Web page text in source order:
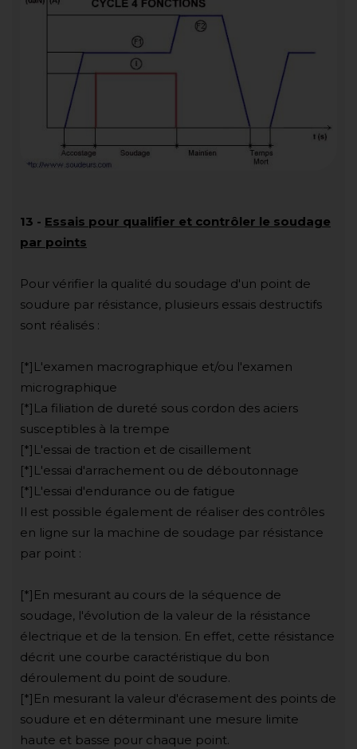
13 - Essais pour qualifier et contrôler le soudage
par points
Pour vérifier la qualité du soudage d'un point de
soudure par résistance, plusieurs essais destructifs
sont réalisés :
[*]L'examen macrographique et/ou l'examen
micrographique
[*]La filiation de dureté sous cordon des aciers
susceptibles à la trempe
[*]L'essai de traction et de cisaillement
[*]L'essai d'arrachement ou de déboutonnage
[*]L'essai d'endurance ou de fatigue
Il est possible également de réaliser des contrôles
en ligne sur la machine de soudage par résistance
par point :
[*]En mesurant au cours de la séquence de
soudage, l'évolution de la valeur de la résistance
électrique et de la tension. En effet, cette résistance
décrit une courbe caractéristique du bon
déroulement du point de soudure.
[*]En mesurant la valeur d'écrasement des points de
soudure et en déterminant une mesure limite
haute et basse pour chaque point.